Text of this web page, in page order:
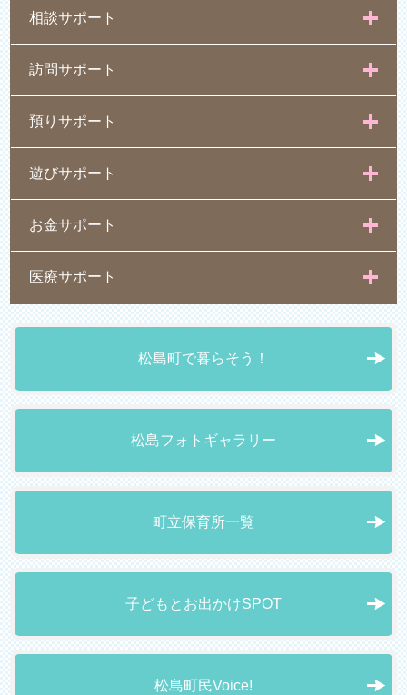
相談サポート
訪問サポート
預りサポート
遊びサポート
お金サポート
医療サポート
松島町で暮らそう！
松島フォトギャラリー
町立保育所一覧
子どもとお出かけSPOT
松島町民Voice!